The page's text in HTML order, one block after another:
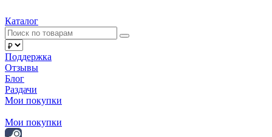
Каталог
Поддержка
Отзывы
Блог
Раздачи
Мои покупки
Мои покупки